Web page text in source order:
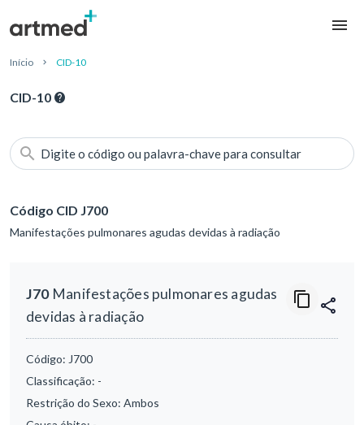
Início CID-10
CID-10
Digite o código ou palavra-chave para consultar
Código CID J700
Manifestações pulmonares agudas devidas à radiação
J70Manifestações pulmonares agudas
devidas à radiação
Código: J700
Classificação: -
Restrição do Sexo: Ambos